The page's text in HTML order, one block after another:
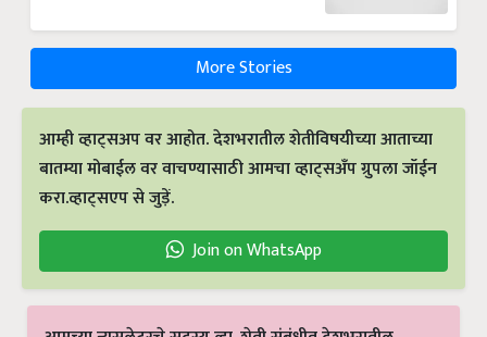
More Stories
आम्ही व्हाट्सअप वर आहोत. देशभरातील शेतीविषयीच्या आताच्या
बातम्या मोबाईल वर वाचण्यासाठी आमचा व्हाट्सअँप ग्रुपला जॉईन
करा.व्हाट्सएप से जुड़ें.
Join on WhatsApp